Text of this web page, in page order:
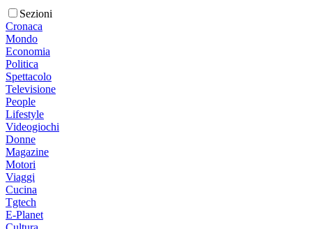
Sezioni
Cronaca
Mondo
Economia
Politica
Spettacolo
Televisione
People
Lifestyle
Videogiochi
Donne
Magazine
Motori
Viaggi
Cucina
Tgtech
E-Planet